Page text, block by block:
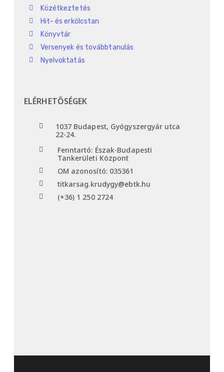
Közétkeztetés
Hit- és erkölcstan
Könyvtár
Versenyek és továbbtanulás
Nyelvoktatás
ELÉRHETŐSÉGEK
1037 Budapest, Gyógyszergyár utca
22-24.
Fenntartó: Észak-Budapesti
Tankerületi Központ
OM azonosító: 035361
titkarsag.krudygy@ebtk.hu
(+36) 1 250 2724​